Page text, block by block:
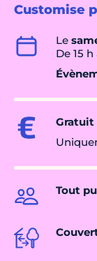
Customise
Le
De 15 h
Gratuit
Tout